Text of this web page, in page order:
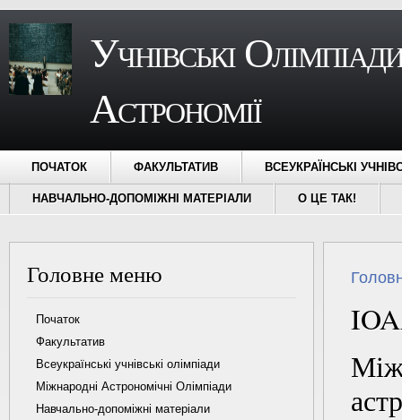
Учнівські
Астрономії
ПОЧАТОК ФАКУЛЬТАТИВ ВСЕУКРАЇНСЬКІ
НАВЧАЛЬНО-ДОПОМІЖНІ МАТЕРІАЛИ О ЦЕ ТАК!
Головне меню
Початок
Факультатив
Всеукраїнські учнівські олімпіади
Міжнародні Астрономічні Олімпіади
Навчально-допоміжні матеріали
Ви є